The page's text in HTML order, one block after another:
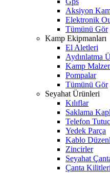
Aksiyon
Elektronik
Tümünü Gör
Kamp Ekipmanları
El Aletleri
Aydınlatma
Kamp
Pompalar
Tümünü Gör
Seyahat Ürünleri
Kılıflar
Saklama
Telefon
Yedek Parça
Kablo
Zincirler
Seyahat
Çanta Kilitleri